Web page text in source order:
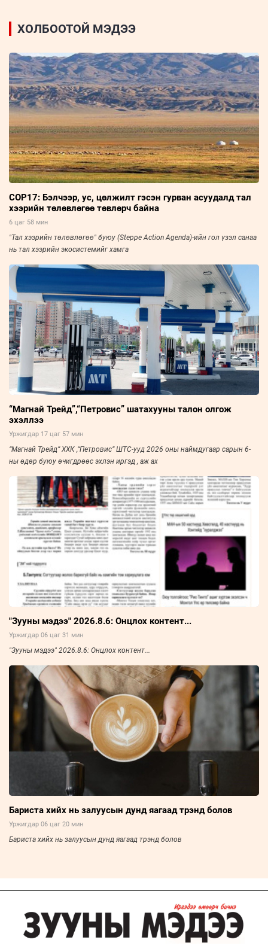
ХОЛБООТОЙ МЭДЭЭ
COP17: Бэлчээр, ус, цөлжилт гэсэн гурван асуудалд тал
хээрийн төлөвлөгөө төвлөрч байна
6 цаг 58 мин
"Тал хээрийн төлөвлөгөө" буюу (Steppe Action Agenda)-ийн гол үзэл санаа
нь тал хээрийн экосистемийг хамга
“Магнай Трейд”,“Петровис” шатахууны талон олгож
эхэллээ
Уржигдар 17 цаг 57 мин
“Магнай Трейд” ХХК ,“Петровис” ШТС-ууд 2026 оны наймдугаар сарын 6-
ны өдөр буюу өчигдрөөс эхлэн иргэд , аж ах
"Зууны мэдээ" 2026.8.6: Онцлох контент...
Уржигдар 06 цаг 31 мин
"Зууны мэдээ" 2026.8.6: Онцлох контент...
Бариста хийх нь залуусын дунд яагаад трэнд болов
Уржигдар 06 цаг 20 мин
Бариста хийх нь залуусын дунд яагаад трэнд болов